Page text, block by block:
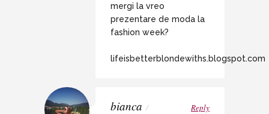
mergi la vreo
prezentare de moda la
fashion week?
lifeisbetterblondewiths.blogspot.com
bianca /
Reply